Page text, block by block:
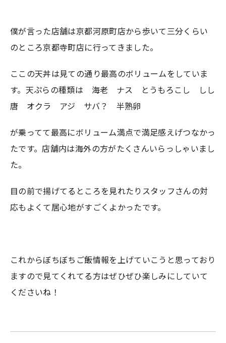
僕が言った店舗は京都河原町店から歩いて三分くらい
のところ京都寺町店に行ってきました。
ここの天丼は見ての通り最高のボリュームをしていま
す。天ぷらの種類は 海老 ナス とうもろこし しし
唐 オクラ アジ サバ？ 半熟卵
が乗ってて最高にボリューム満点で満足感えげつなかっ
たです。店舗内は海外の方がたくさんいらっしゃいまし
た。
目の前で揚げてるところを見れたりスタッフさんの対
応もよくて居心地がすごくよかったです。
これからぼちぼちご飯情報を上げていこうと思っており
ますので見てくれてる方はぜひぜひ楽しみにしていて
くださいね！